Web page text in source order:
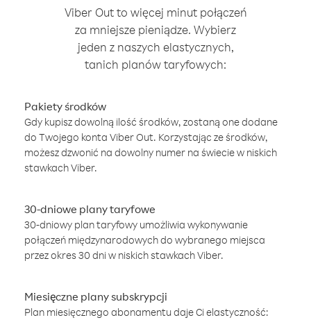
Viber Out to więcej minut połączeń
za mniejsze pieniądze. Wybierz
jeden z naszych elastycznych,
tanich planów taryfowych:
Pakiety środków
Gdy kupisz dowolną ilość środków, zostaną one dodane
do Twojego konta Viber Out. Korzystając ze środków,
możesz dzwonić na dowolny numer na świecie w niskich
stawkach Viber.
30-dniowe plany taryfowe
30-dniowy plan taryfowy umożliwia wykonywanie
połączeń międzynarodowych do wybranego miejsca
przez okres 30 dni w niskich stawkach Viber.
Miesięczne plany subskrypcji
Plan miesięcznego abonamentu daje Ci elastyczność: